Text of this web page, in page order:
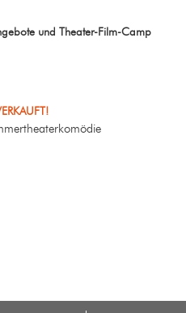
und Theater-Film-Camp